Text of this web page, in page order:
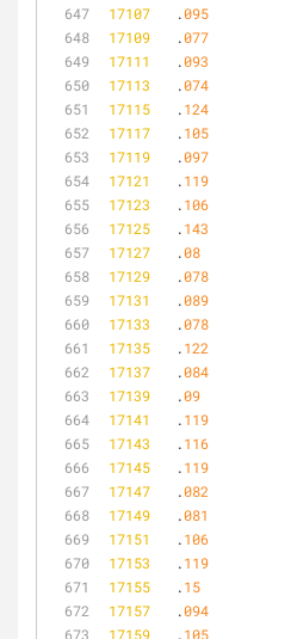
17107
	.
095
17109
	.
077
17111
	.
093
17113
	.
074
17115
	.
124
17117
	.
105
17119
	.
097
17121
	.
119
17123
	.
106
17125
	.
143
17127
	.
08
17129
	.
078
17131
	.
089
17133
	.
078
17135
	.
122
17137
	.
084
17139
	.
09
17141
	.
119
17143
	.
116
17145
	.
119
17147
	.
082
17149
	.
081
17151
	.
106
17153
	.
119
17155
	.
15
17157
	.
094
17159
	.
105